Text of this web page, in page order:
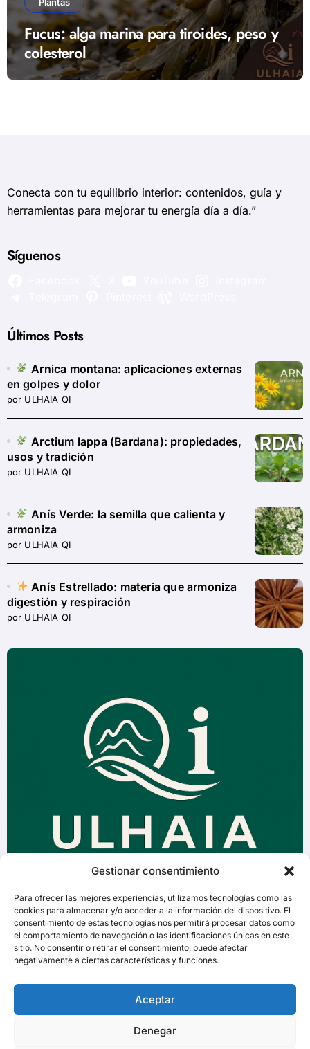
Gestionar consentimiento
Para ofrecer las mejores experiencias, utilizamos tecnologías como las
cookies para almacenar y/o acceder a la información del dispositivo. El
consentimiento de estas tecnologías nos permitirá procesar datos como
el comportamiento de navegación o las identificaciones únicas en este
sitio. No consentir o retirar el consentimiento, puede afectar
negativamente a ciertas características y funciones.
Aceptar
Denegar
Fucus: alga marina para tiroides, peso y
colesterol
Conecta con tu equilibrio interior: contenidos, guía y
herramientas para mejorar tu energía día a día.”
Síguenos
Últimos Posts
Arnica montana: aplicaciones externas
en golpes y dolor
por ULHAIA QI
Arctium lappa (Bardana): propiedades,
usos y tradición
por ULHAIA QI
Anís Verde: la semilla que calienta y
armoniza
por ULHAIA QI
Anís Estrellado: materia que armoniza
digestión y respiración
por ULHAIA QI